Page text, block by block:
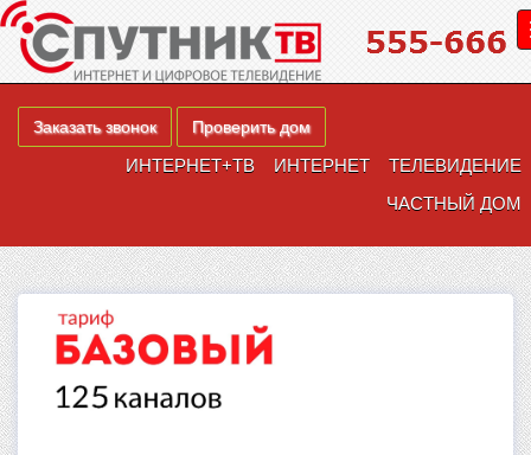
Заказать звонок Проверить дом
ТЕЛЕВИДЕНИЕ
ИНТЕРНЕТ
ИНТЕРНЕТ+ТВ
ЧАСТНЫЙ ДОМ